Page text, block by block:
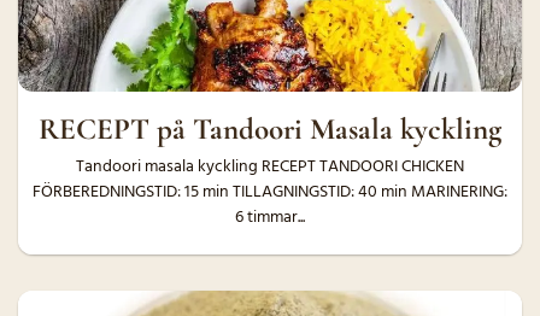
RECEPT på Tandoori Masala kyckling
Tandoori masala kyckling RECEPT TANDOORI CHICKEN
FÖRBEREDNINGSTID: 15 min TILLAGNINGSTID: 40 min MARINERING:
6 timmar...